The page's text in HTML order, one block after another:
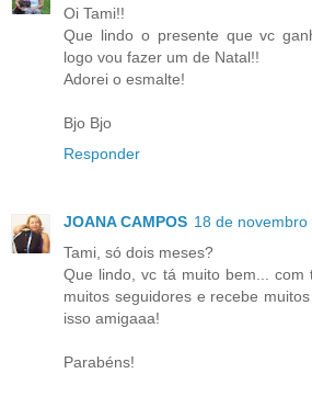
Oi Tami!!
Que lindo o presente que vc
logo vou fazer um de Natal!!
Adorei o esmalte!
Bjo Bjo
Responder
JOANA CAMPOS 18 de
Tami, só dois meses?
Que lindo, vc tá muito bem... com
muitos seguidores e recebe
isso amigaaa!
Parabéns!